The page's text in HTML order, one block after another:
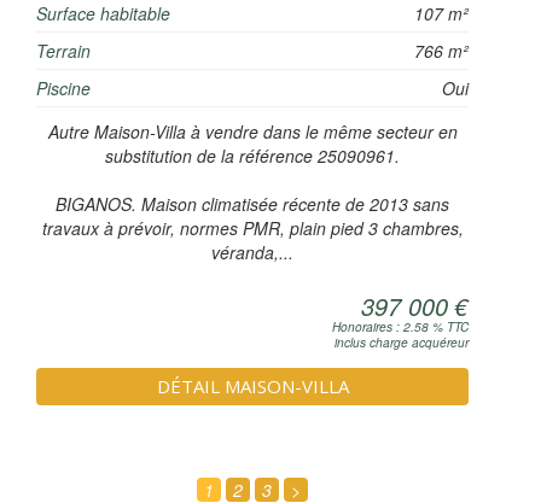
Surface habitable
107 m²
Terrain
766 m²
Piscine
Oui
Autre Maison-Villa à vendre dans le même secteur en
substitution de la référence 25090961.
BIGANOS. Maison climatisée récente de 2013 sans
travaux à prévoir, normes PMR, plain pied 3 chambres,
véranda,...
397 000 €
Honoraires : 2.58 % TTC
inclus charge acquéreur
DÉTAIL MAISON-VILLA
1 2 3 >